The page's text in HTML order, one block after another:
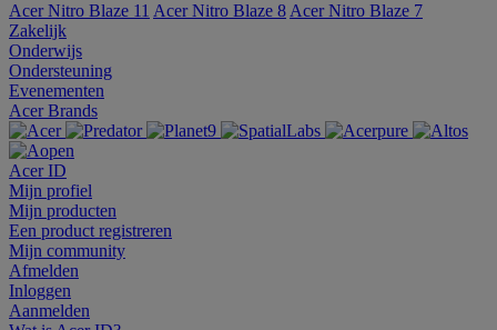
Acer Nitro Blaze 11 Acer Nitro Blaze 8 Acer Nitro Blaze 7
Zakelijk
Onderwijs
Ondersteuning
Evenementen
Acer Brands
Acer ID
Mijn profiel
Mijn producten
Een product registreren
Mijn community
Afmelden
Inloggen
Aanmelden